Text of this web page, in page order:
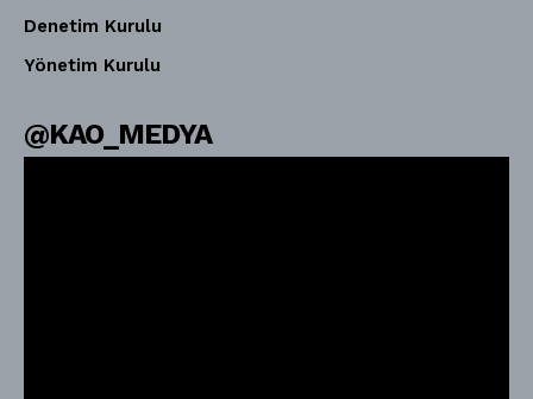
Denetim Kurulu
Yönetim Kurulu
@KAO_MEDYA